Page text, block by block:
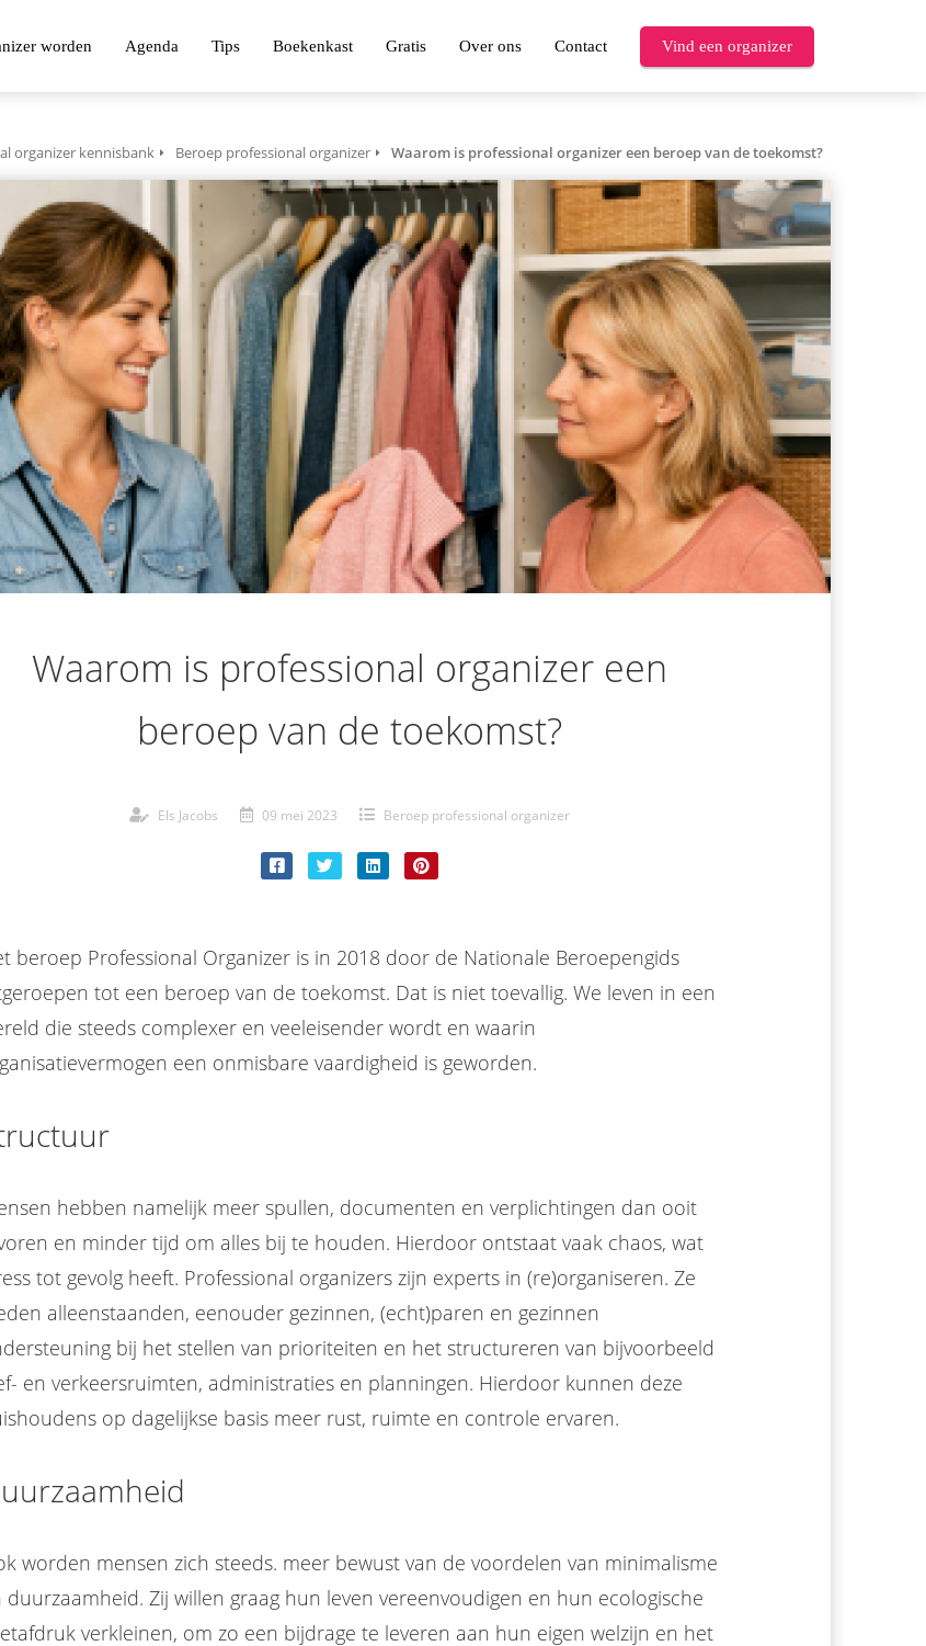
worden Agenda Tips Boekenkast Gratis Over ons Contact Vind een organizer
organizer kennisbank Beroep professional organizer Waarom is professional organizer een beroep van de toekomst?
Waarom is professional organizer een
beroep van de toekomst?
Els Jacobs 09 mei 2023 Beroep professional organizer
beroep Professional Organizer is in 2018 door de Nationale Beroepengids
tot een beroep van de toekomst. Dat is niet toevallig. We leven in een
die steeds complexer en veeleisender wordt en waarin
een onmisbare vaardigheid is geworden.
hebben namelijk meer spullen, documenten en verplichtingen dan ooit
en minder tijd om alles bij te houden. Hierdoor ontstaat vaak chaos, wat
tot gevolg heeft. Professional organizers zijn experts in (re)organiseren. Ze
alleenstaanden, eenouder gezinnen, (echt)paren en gezinnen
bij het stellen van prioriteiten en het structureren van bijvoorbeeld
en verkeersruimten, administraties en planningen. Hierdoor kunnen deze
op dagelijkse basis meer rust, ruimte en controle ervaren.
worden mensen zich steeds. meer bewust van de voordelen van minimalisme
duurzaamheid. Zij willen graag hun leven vereenvoudigen en hun ecologische
verkleinen, om zo een bijdrage te leveren aan hun eigen welzijn en het